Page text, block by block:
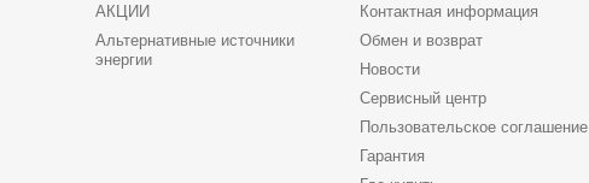
АКЦИИ
Альтернативные источники
энергии
Контактная информация
Обмен и возврат
Новости
Сервисный центр
Пользовательское соглашение
Гарантия